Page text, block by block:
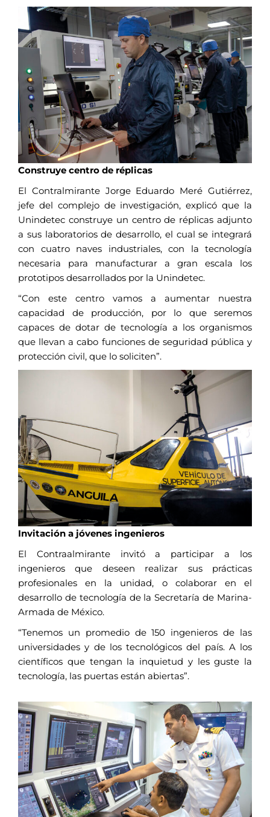
Construye centro de réplicas
El Contralmirante Jorge Eduardo Meré Gutiérrez,
jefe del complejo de investigación, explicó que la
Unindetec construye un centro de réplicas adjunto
a sus laboratorios de desarrollo, el cual se integrará
con cuatro naves industriales, con la tecnología
necesaria para manufacturar a gran escala los
prototipos desarrollados por la Unindetec.
“Con este centro vamos a aumentar nuestra
capacidad de producción, por lo que seremos
capaces de dotar de tecnología a los organismos
que llevan a cabo funciones de seguridad pública y
protección civil, que lo soliciten”.
Invitación a jóvenes ingenieros
El Contraalmirante invitó a participar a los
ingenieros que deseen realizar sus prácticas
profesionales en la unidad, o colaborar en el
desarrollo de tecnología de la Secretaría de Marina-
Armada de México.
“Tenemos un promedio de 150 ingenieros de las
universidades y de los tecnológicos del país. A los
científicos que tengan la inquietud y les guste la
tecnología, las puertas están abiertas”.